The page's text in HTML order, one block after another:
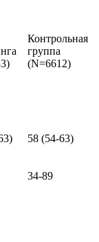
Контрольная
группа
(N=6612)
58 (54-63)
34-89